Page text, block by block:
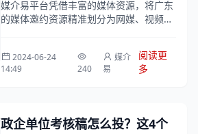
媒介易平台凭借丰富的媒体资源，将广东
的媒体邀约资源精准划分为网媒、视频、
2024-06-24
14:49
240
媒介
易
阅读更
多
政企单位考核稿怎么投？这4个